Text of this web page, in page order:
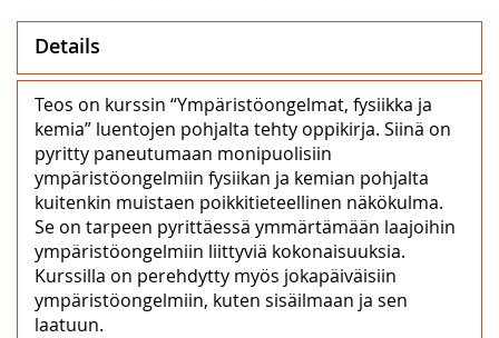
Details
Teos on kurssin “Ympäristöongelmat, fysiikka ja
kemia” luentojen pohjalta tehty oppikirja. Siinä on
pyritty paneutumaan monipuolisiin
ympäristöongelmiin fysiikan ja kemian pohjalta
kuitenkin muistaen poikkitieteellinen näkökulma.
Se on tarpeen pyrittäessä ymmärtämään laajoihin
ympäristöongelmiin liittyviä kokonaisuuksia.
Kurssilla on perehdytty myös jokapäiväisiin
ympäristöongelmiin, kuten sisäilmaan ja sen
laatuun.